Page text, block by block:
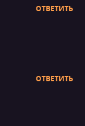
ОТВЕТИТЬ
ОТВЕТИТЬ